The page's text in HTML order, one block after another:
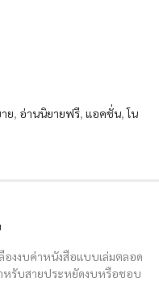
ย, อ่านนิยายฟรี, แอคชั่น,โน
องงบค่าหนังสือแบบเล่มตลอด
ำหรับสายประหยัดงบหรือชอบ